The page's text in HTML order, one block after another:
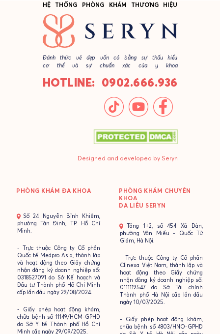
HỆ THỐNG PHÒNG KHÁM THƯƠNG HIỆU
Đánh thức vẻ đẹp vốn có bằng sự thấu hiểu
cơ thể và sự chuẩn xác của y khoa
HOTLINE: 0902.666.936
Designed and developed by Seryn
PHÒNG KHÁM ĐA KHOA
- Số 24 Nguyễn Bỉnh Khiêm,
phường Tân Định, TP. Hồ Chí
Minh.
- Trực thuộc Công ty Cổ phần
Quốc tế Medpro Asia, thành lập
và hoạt động theo Giấy chứng
nhận đăng ký doanh nghiệp số:
0318527091 do Sở Kế hoạch và
Đầu tư Thành phố Hồ Chí Minh
cấp lần đầu ngày 29/08/2024.
- Giấy phép hoạt động khám,
chữa bệnh số 11149/HCM-GPHĐ
do Sở Y tế Thành phố Hồ Chí
Minh cấp ngày 29/09/2025.
PHÒNG KHÁM CHUYÊN
KHOA
DA LIỄU SERYN
- Tầng 1+2, số 454 Xã Đàn,
phường Văn Miếu - Quốc Tử
Giám, Hà Nội.
- Trực thuộc Công ty Cổ phần
Clinexa Việt Nam, thành lập và
hoạt động theo Giấy chứng
nhận đăng ký doanh nghiệp số:
0111119547 do Sở Tài chính
Thành phố Hà Nội cấp lần đầu
ngày 10/07/2025.
- Giấy phép hoạt động khám,
chữa bệnh số 4803/HNO-GPHĐ